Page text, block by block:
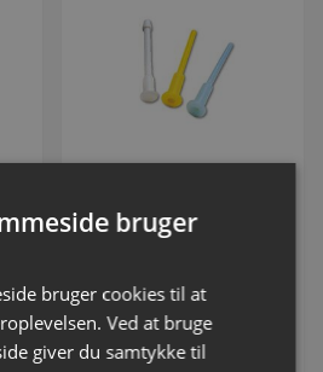
Varenummer: S20571H
Fra DKK 22,50
inkl. moms
bruger
bruger cookies til at
Ved at bruge
giver du samtykke til